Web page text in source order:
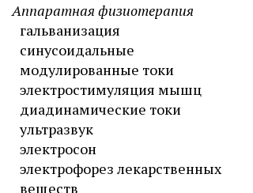
Аппаратная физиотерапия
гальванизация
синусоидальные
модулированные токи
электростимуляция мышц
диадинамические токи
ультразвук
электросон
электрофорез лекарственных
веществ